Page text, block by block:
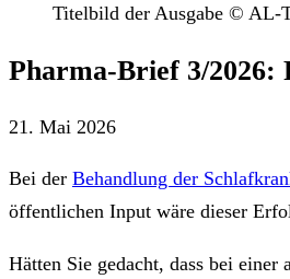
Titelbild der Ausgabe © AL-
Pharma-Brief 3/2026:
21. Mai 2026
Bei der Behandlung der
öffentlichen Input wäre dieser
Hätten Sie gedacht, dass bei